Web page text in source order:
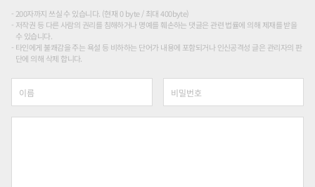
200자까지 쓰실 수 있습니다. (현재 0 byte / 최대 400byte)
저작권 등 다른 사람의 권리를 침해하거나 명예를 훼손하는 댓글은 관련 법률에 의해 제재를 받을
수 있습니다.
타인에게 불쾌감을 주는 욕설 등 비하하는 단어가 내용에 포함되거나 인신공격성 글은 관리자의 판
단에 의해 삭제 합니다.